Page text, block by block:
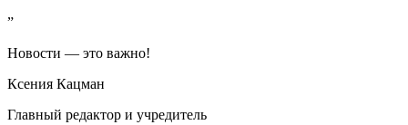
”
Новости — это важно!
Ксения Кацман
Главный редактор и учредитель